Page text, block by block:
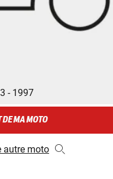
- 1997
DE MA MOTO
autre moto